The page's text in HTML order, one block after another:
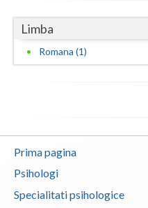
Limba
Romana (1)
Prima pagina
Psihologi
Specialitati psihologice